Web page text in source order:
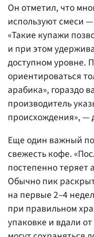
Он отметил, что
используют смеси
«Такие купажи
и при этом
доступном уровне.
ориентироваться
арабика», гораздо
производитель
происхождения», —
Еще один важный
свежесть кофе.
постепенно теряет
Обычно пик
на первые 2–4
при правильном
упаковке и вдали